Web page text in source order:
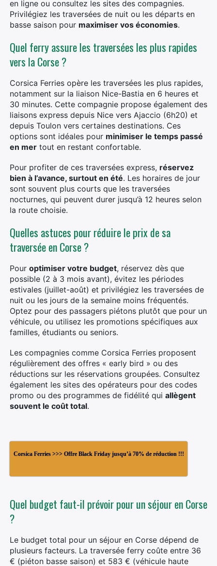
en ligne ou consultez les sites des compagnies.
Privilégiez les traversées de nuit ou les départs en
basse saison pour maximiser vos économies.
Quel ferry assure les traversées les plus rapides
vers la Corse ?
Corsica Ferries opère les traversées les plus rapides,
notamment sur la liaison Nice-Bastia en 6 heures et
30 minutes. Cette compagnie propose également des
liaisons express depuis Nice vers Ajaccio (6h20) et
depuis Toulon vers certaines destinations. Ces
options sont idéales pour minimiser le temps passé
en mer tout en restant confortable.
Pour profiter de ces traversées express, réservez
bien à l’avance, surtout en été. Les horaires de jour
sont souvent plus courts que les traversées
nocturnes, qui peuvent durer jusqu’à 12 heures selon
la route choisie.
Quelles astuces pour réduire le prix de sa
traversée en Corse ?
Pour optimiser votre budget, réservez dès que
possible (2 à 3 mois avant), évitez les périodes
estivales (juillet-août) et privilégiez les traversées de
nuit ou les jours de la semaine moins fréquentés.
Optez pour des passagers piétons plutôt que pour un
véhicule, ou utilisez les promotions spécifiques aux
familles, étudiants ou seniors.
Les compagnies comme Corsica Ferries proposent
régulièrement des offres « early bird » ou des
réductions sur les réservations groupées. Consultez
également les sites des opérateurs pour des codes
promo ou des programmes de fidélité qui allègent
souvent le coût total.
Corsica Ferries >>> Offre Black Friday jusqu’à 70% de réduction !!!
Quel budget faut-il prévoir pour un séjour en Corse
?
Le budget total pour un séjour en Corse dépend de
plusieurs facteurs. La traversée ferry coûte entre 36
€ (piéton basse saison) et 583 € (véhicule haute